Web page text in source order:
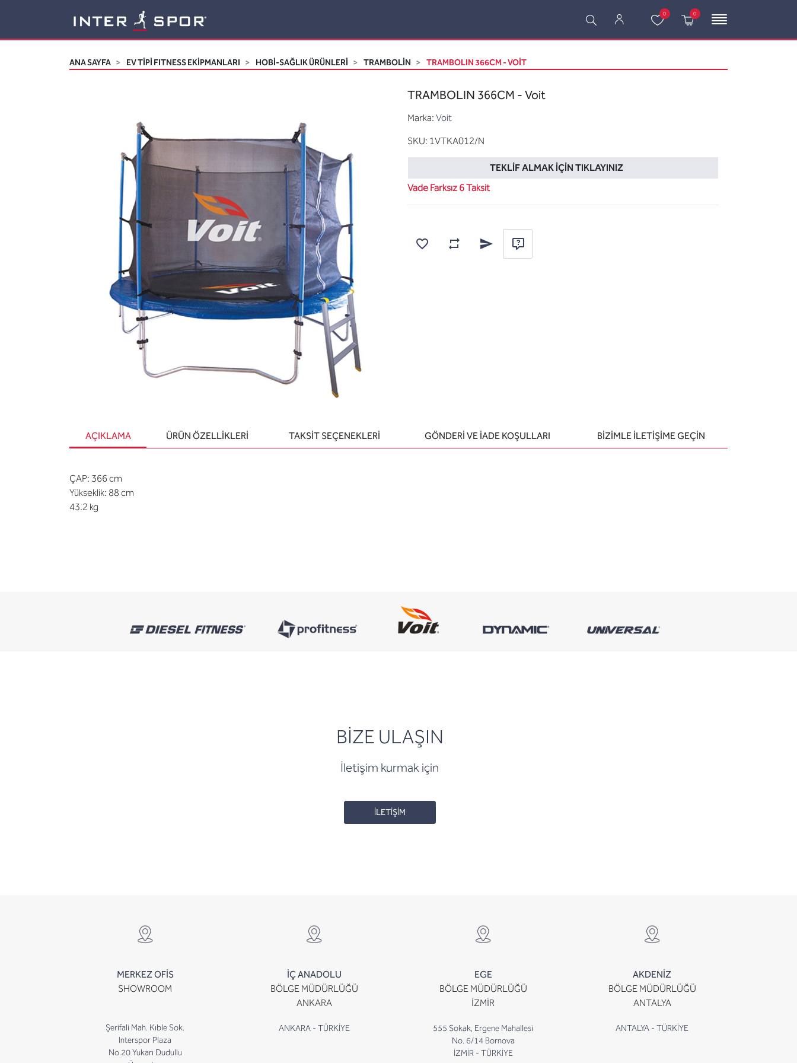
0 0
ANA SAYFA EV TİPİ FITNESS EKİPMANLARI HOBİ-SAĞLIK ÜRÜNLERİ TRAMBOLIN TRAMBOLIN 366CM - VOIT
TRAMBOLIN 366CM - Voit
Marka: Voit
SKU: 1VTKA012/N
TEKLIF ALMAK İÇIN TIKLAYINIZ
Vade Farksız 6 Taksit
Favorilere ekle
Karşılaştırma listesine ekle
Arkadaşına e-posta ile gönder
Soru sor
AÇIKLAMA ÜRÜN ÖZELLIKLERI TAKSİT SEÇENEKLERİ GÖNDERİ VE İADE KOŞULLARI BIZIMLE ILETIŞIME GEÇIN
ÇAP: 366 cm
Yükseklik: 88 cm
43.2 kg
BİZE ULAŞIN
İletişim kurmak için
İLETİŞİM
MERKEZ OFİS
SHOWROOM
Şerifali Mah. Kıble Sok.
Interspor Plaza
No.20 Yukarı Dudullu
İÇ ANADOLU
BÖLGE MÜDÜRLÜĞÜ
ANKARA
ANKARA - TÜRKİYE
EGE
BÖLGE MÜDÜRLÜĞÜ
İZMİR
555 Sokak, Ergene Mahallesi
No. 6/14 Bornova
İZMİR - TÜRKİYE
AKDENİZ
BÖLGE MÜDÜRLÜĞÜ
ANTALYA
ANTALYA - TÜRKİYE